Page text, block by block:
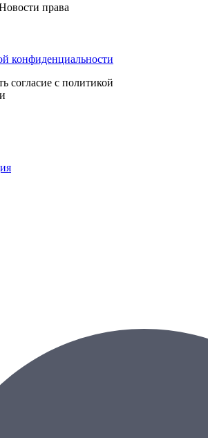
права
конфиденциальности
согласие с политикой